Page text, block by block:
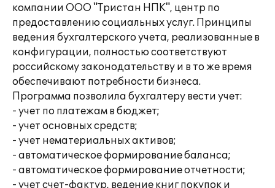
компании ООО "Тристан НПК", центр по
предоставлению социальных услуг. Принципы
ведения бухгалтерского учета, реализованные в
конфигурации, полностью соответствуют
российскому законодательству и в то же время
обеспечивают потребности бизнеса.
Программа позволила бухгалтеру вести учет:
- учет по платежам в бюджет;
- учет основных средств;
- учет нематериальных активов;
- автоматическое формирование баланса;
- автоматическое формирование отчетности;
- учет счет-фактур, ведение книг покупок и